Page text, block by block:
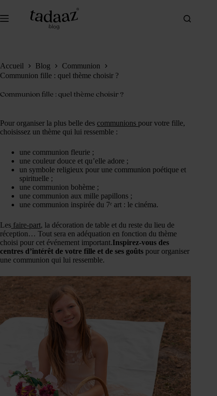
contenu
Accueil Blog
Communion
Communion fille : quel thème choisir ?
Communion fille : quel thème choisir ?
Pour organiser la plus belle des communions pour votre fille,
choisissez un thème qui lui ressemble :
une communion fleurie ;
une couleur douce et qu’elle adore ;
un symbole religieux pour une communion poétique et
spirituelle ;
une communion bohème ;
une communion aux mille papillons ;
une communion inspirée du 7ᵉ art : le cinéma.
Les faire-part, la décoration de table et du reste du lieu de
réception… Tout sera en adéquation en fonction du thème
choisi pour cet événement important.Inspirez-vous des
centres d’intérêt de votre fille et de ses goûts pour organiser
une communion qui lui ressemble.